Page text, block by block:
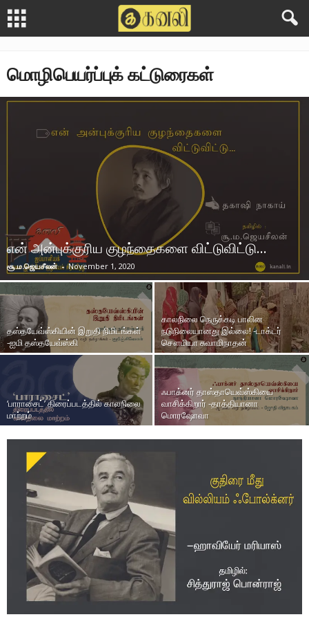
மொழிபெயர்ப்புக் கட்டுரைகள்
என் அன்புக்குரிய குழந்தைகளை விட்டுவிட்டு…
சூ.ம.ஜெயசீலன் - November 1, 2020
தஸ்தயேவ்ஸ்கியின் இறுதி நிமிடங்கள்
-ஐமி தஸ்தயேவ்ஸ்கி
காலநிலை நெருக்கடி பாலின
நடுநிலையானது இல்லை! -டாக்டர்
சௌமியா சுவாமிநாதன்
‘பாராசைட்’ திரைப்படத்தில் காலநிலை
மாற்றம்
ஃபாக்னர் தாஸ்தாயெவ்ஸ்கியை
வாசிக்கிறார் -தாத்தியானா
மொரஷோவா